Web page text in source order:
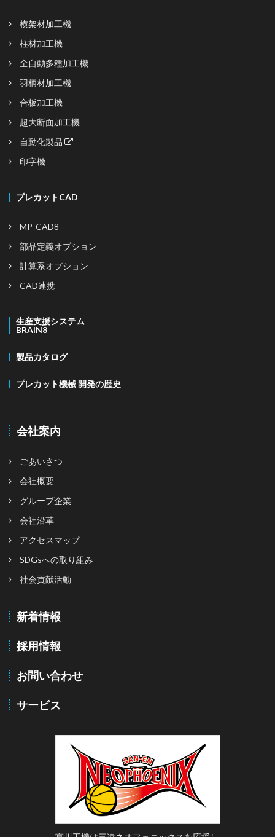
横架材加工機
柱材加工機
全自動多種加工機
羽柄材加工機
合板加工機
超大断面加工機
自動化製品
印字機
プレカットCAD
MP-CAD8
部品定義オプション
計算系オプション
CAD連携
生産支援システム
BRAIN8
製品カタログ
プレカット機械 開発の歴史
会社案内
ごあいさつ
会社概要
グループ企業
会社沿革
アクセスマップ
SDGsへの取り組み
社会貢献活動
新着情報
採用情報
お問い合わせ
サービス